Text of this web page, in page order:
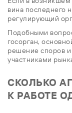
вина последнего
регулирующий
Подобными
госорган,
решение споров
участниками
СКОЛЬКО
К РАБОТЕ